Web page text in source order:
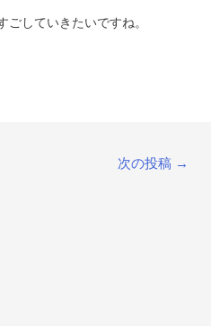
していきたいですね。
次の投稿 →